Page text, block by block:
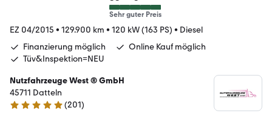
Sehr guter Preis
EZ 04/2015 • 129.900 km • 120 kW (163 PS) • Diesel
Finanzierung möglich
Online Kauf möglich
Tüv&Inspektion=NEU
Nutzfahrzeuge West ® GmbH
45711 Datteln
4.9 Sterne
(201)